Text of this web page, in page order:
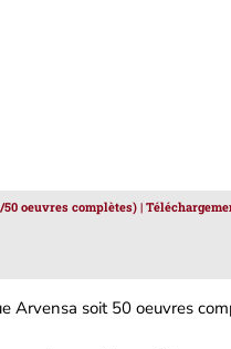
oeuvres complètes) |
Arvensa soit 50 oeuvres